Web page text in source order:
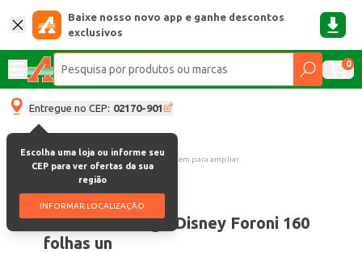
Baixe nosso novo app e ganhe descontos
exclusivos
0
Entregue no CEP: 02170-901
Escolha uma loja ou informe seu
CEP para ver ofertas da sua
região
INFORMAR LOCALIZAÇÃO
Clique na imagem para ampliar.
Código:39344
Caderno College Disney Foroni 160
folhas un